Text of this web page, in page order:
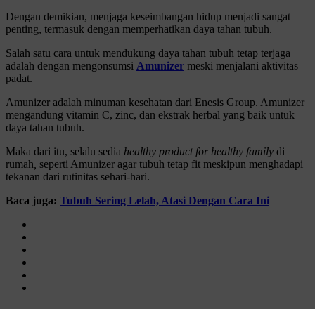
Dengan demikian, menjaga keseimbangan hidup menjadi sangat
penting, termasuk dengan memperhatikan daya tahan tubuh.
Salah satu cara untuk mendukung daya tahan tubuh tetap terjaga
adalah dengan mengonsumsi Amunizer meski menjalani aktivitas
padat.
Amunizer adalah minuman kesehatan dari Enesis Group. Amunizer
mengandung vitamin C, zinc, dan ekstrak herbal yang baik untuk
daya tahan tubuh.
Maka dari itu, selalu sedia healthy product for healthy family di
rumah seperti Amunizer agar tubuh tetap fit meskipun menghadapi
tekanan dari rutinitas sehari-hari.
Baca juga: Tubuh Sering Lelah, Atasi Dengan Cara Ini